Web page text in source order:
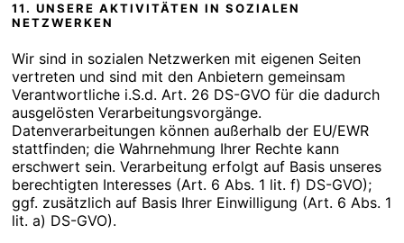
11. UNSERE AKTIVITÄTEN IN SOZIALEN
NETZWERKEN
Wir sind in sozialen Netzwerken mit eigenen Seiten
vertreten und sind mit den Anbietern gemeinsam
Verantwortliche i.S.d. Art. 26 DS-GVO für die dadurch
ausgelösten Verarbeitungsvorgänge.
Datenverarbeitungen können außerhalb der EU/EWR
stattfinden; die Wahrnehmung Ihrer Rechte kann
erschwert sein. Verarbeitung erfolgt auf Basis unseres
berechtigten Interesses (Art. 6 Abs. 1 lit. f) DS-GVO);
ggf. zusätzlich auf Basis Ihrer Einwilligung (Art. 6 Abs. 1
lit. a) DS-GVO).